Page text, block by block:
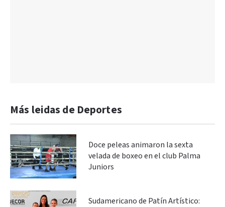
Más leidas de Deportes
Doce peleas animaron la sexta
velada de boxeo en el club Palma
Juniors
Sudamericano de Patín Artístico: